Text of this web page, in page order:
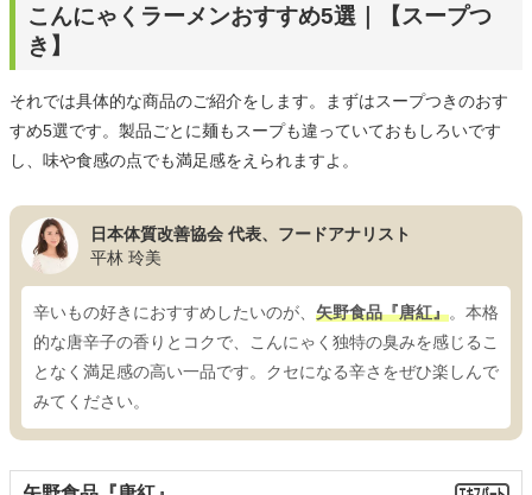
こんにゃくラーメンおすすめ5選｜【スープつ
き】
それでは具体的な商品のご紹介をします。まずはスープつきのおす
すめ5選です。製品ごとに麺もスープも違っていておもしろいです
し、味や食感の点でも満足感をえられますよ。
日本体質改善協会 代表、フードアナリスト
平林 玲美
辛いもの好きにおすすめしたいのが、 矢野食品『唐紅』。本格
的な唐辛子の香りとコクで、こんにゃく独特の臭みを感じるこ
となく満足感の高い一品です。クセになる辛さをぜひ楽しんで
みてください。